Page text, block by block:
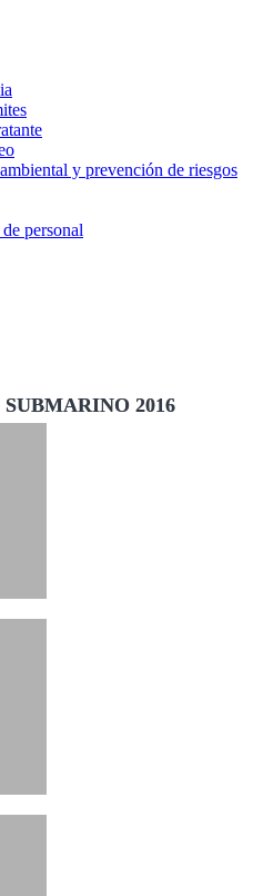
y prevención de riesgos
personal
2016